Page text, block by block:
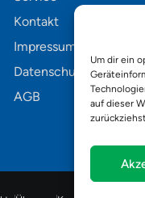
Um dir ein
auf dieser
Kontakt
Impressum
Datenschutz
AGB